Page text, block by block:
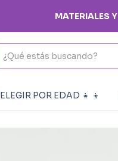
MATERIALES
ELEGIR POR EDAD 👧 👦